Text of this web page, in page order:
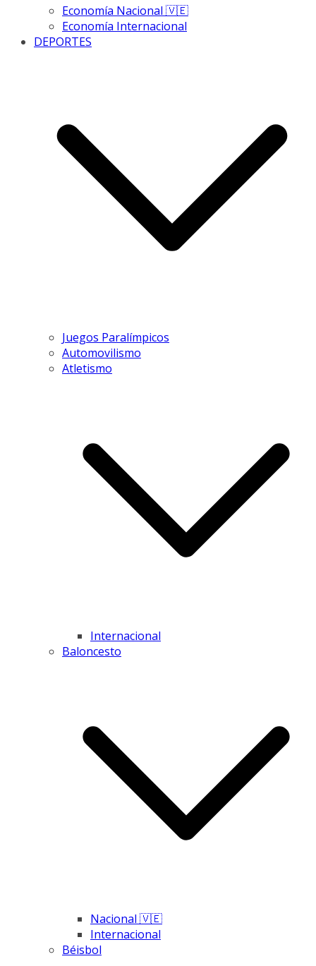
Economía Nacional 🇻🇪
Economía Internacional
DEPORTES
Juegos Paralímpicos
Automovilismo
Atletismo
Internacional
Baloncesto
Nacional 🇻🇪
Internacional
Béisbol